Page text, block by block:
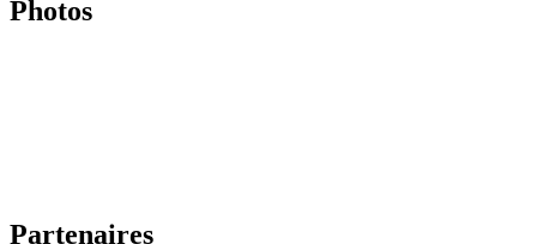
Photos
Partenaires